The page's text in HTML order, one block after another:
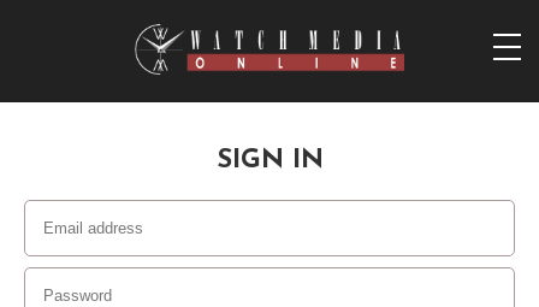
SIGN IN